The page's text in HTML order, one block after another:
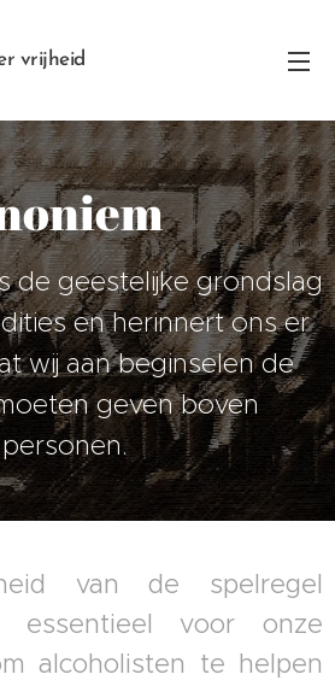
vrijheid
de geestelijke grondslag
en herinnert ons er
wij aan beginselen de
geven boven
personen.
van de spelregel
essentieel voor onze
alcoholisten te helpen